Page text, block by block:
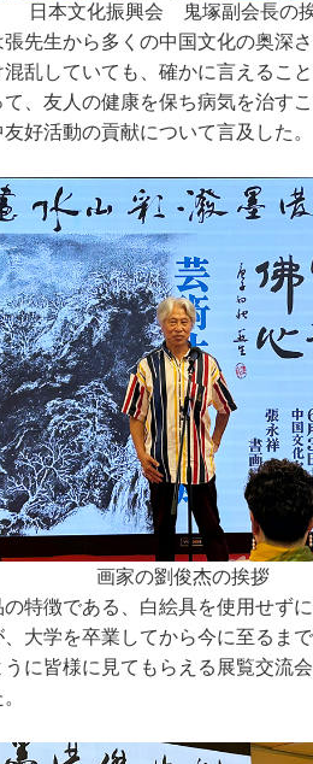
日本文化振興会 鬼塚副会長の
先生から多くの中国文化の奥深
乱していても、確かに言えるこ
、友人の健康を保ち病気を治す
好活動の貢献について言及した。
画家の劉俊杰の挨拶
特徴である、白絵具を使用せず
大学を卒業してから今に至るま
に皆様に見てもらえる展覧交流